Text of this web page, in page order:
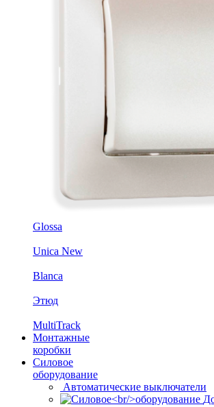
Glossa
Unica New
Blanca
Этюд
MultiTrack
Монтажные
коробки
Силовое
оборудование
Автоматические выключатели